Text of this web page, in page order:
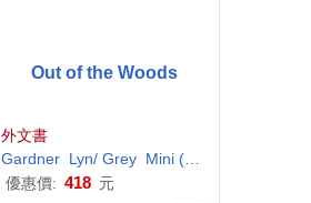
Out of the Woods
外文書
Gardner Lyn/Grey Mini (ILT)
優惠價: 418 元